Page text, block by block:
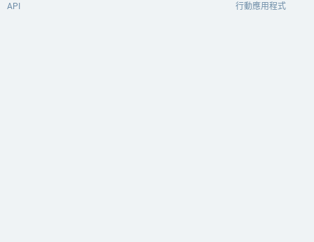
API
行動應用程式